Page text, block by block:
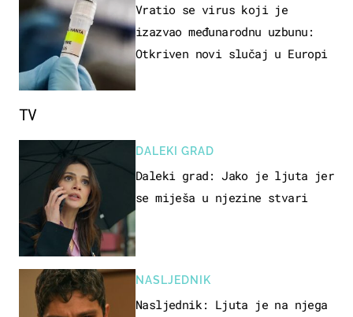
Vratio se virus koji je
izazvao međunarodnu uzbunu:
Otkriven novi slučaj u Europi
TV
DALEKI GRAD
Daleki grad: Jako je ljuta jer
se miješa u njezine stvari
NASLJEDNIK
Nasljednik: Ljuta je na njega